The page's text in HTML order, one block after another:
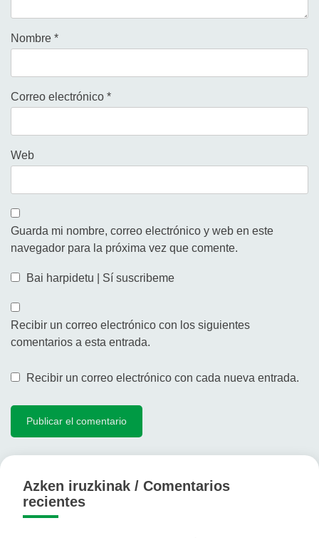
Nombre *
Correo electrónico *
Web
Guarda mi nombre, correo electrónico y web en este
navegador para la próxima vez que comente.
Bai harpidetu | Sí suscribeme
Recibir un correo electrónico con los siguientes
comentarios a esta entrada.
Recibir un correo electrónico con cada nueva entrada.
Azken iruzkinak / Comentarios
recientes